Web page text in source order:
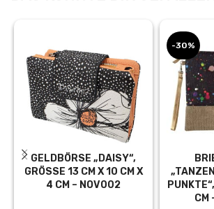
GELDBÖRSE „DAISY“,
GRÖSSE 13 CM X 10 CM X 4
CM – NOV002
-30%
M